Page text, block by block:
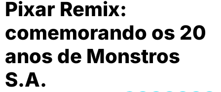
Pixar Remix:
comemorando os 20
anos de Monstros
S.A.